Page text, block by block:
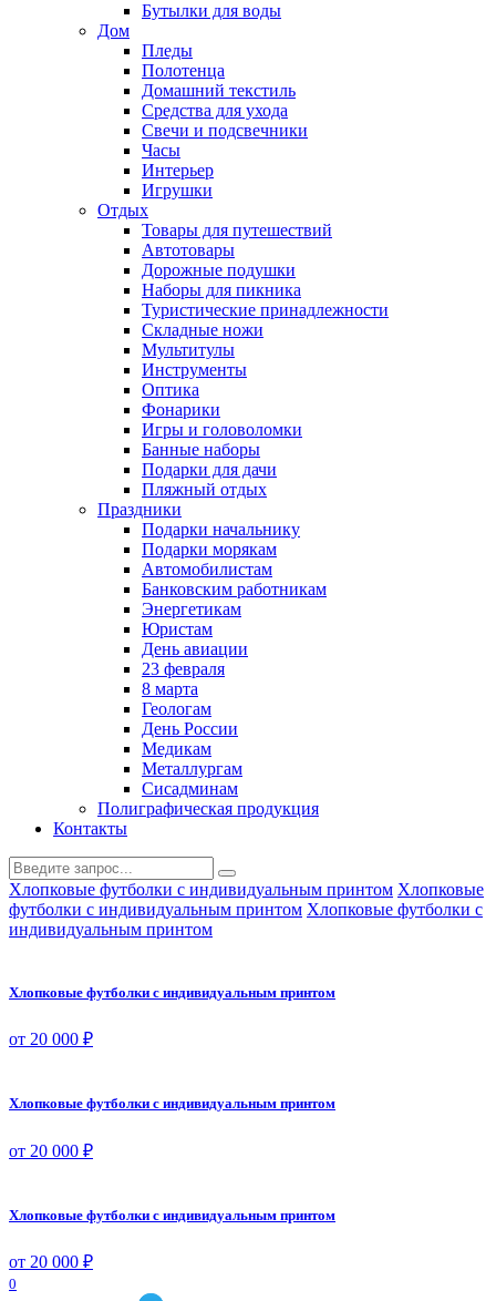
Бутылки для воды
Дом
Пледы
Полотенца
Домашний текстиль
Средства для ухода
Свечи и подсвечники
Часы
Интерьер
Игрушки
Отдых
Товары для путешествий
Автотовары
Дорожные подушки
Наборы для пикника
Туристические принадлежности
Складные ножи
Мультитулы
Инструменты
Оптика
Фонарики
Игры и головоломки
Банные наборы
Подарки для дачи
Пляжный отдых
Праздники
Подарки начальнику
Подарки морякам
Автомобилистам
Банковским работникам
Энергетикам
Юристам
День авиации
23 февраля
8 марта
Геологам
День России
Медикам
Металлургам
Сисадминам
Полиграфическая продукция
Контакты
Хлопковые футболки с индивидуальным принтом Хлопковые
футболки с индивидуальным принтом Хлопковые футболки с
индивидуальным принтом
Хлопковые футболки с индивидуальным принтом
от 20 000 ₽
Хлопковые футболки с индивидуальным принтом
от 20 000 ₽
Хлопковые футболки с индивидуальным принтом
от 20 000 ₽
0